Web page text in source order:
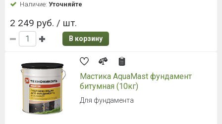
Наличие: Уточняйте
2 249 руб. / шт.
В корзину
Мастика AquaMast фундамент
битумная (10кг)
Для фундамента